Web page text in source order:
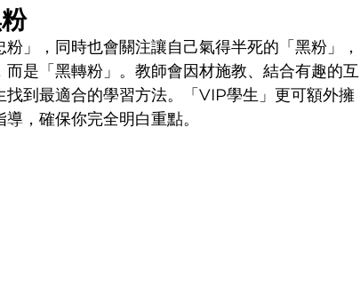
」，同時也會關注讓自己氣得半死的「黑粉」，
是「黑轉粉」。教師會因材施教、結合有趣的互
到最適合的學習方法。「VIP學生」更可額外擁
，確保你完全明白重點。